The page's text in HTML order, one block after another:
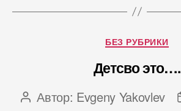
Рубрики
БЕЗ РУБРИКИ
Детсво это….
Автор
Автор: Evgeny Yakovlev